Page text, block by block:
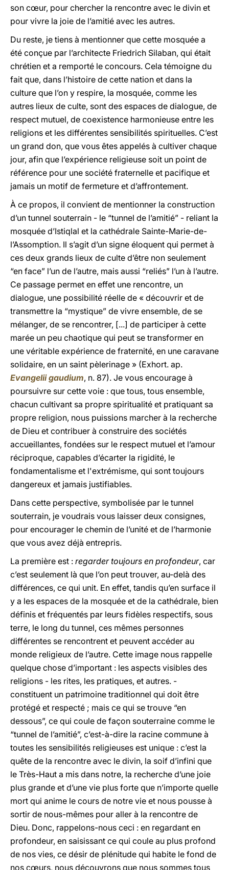
son cœur, pour chercher la rencontre avec le divin et
pour vivre la joie de l’amitié avec les autres.
Du reste, je tiens à mentionner que cette mosquée a
été conçue par l’architecte Friedrich Silaban, qui était
chrétien et a remporté le concours. Cela témoigne du
fait que, dans l’histoire de cette nation et dans la
culture que l’on y respire, la mosquée, comme les
autres lieux de culte, sont des espaces de dialogue, de
respect mutuel, de coexistence harmonieuse entre les
religions et les différentes sensibilités spirituelles. C’est
un grand don, que vous êtes appelés à cultiver chaque
jour, afin que l’expérience religieuse soit un point de
référence pour une société fraternelle et pacifique et
jamais un motif de fermeture et d’affrontement.
À ce propos, il convient de mentionner la construction
d’un tunnel souterrain - le “tunnel de l’amitié” - reliant la
mosquée d’Istiqlal et la cathédrale Sainte-Marie-de-
l’Assomption. Il s’agit d’un signe éloquent qui permet à
ces deux grands lieux de culte d’être non seulement
“en face” l’un de l’autre, mais aussi “reliés” l’un à l’autre.
Ce passage permet en effet une rencontre, un
dialogue, une possibilité réelle de « découvrir et de
transmettre la “mystique” de vivre ensemble, de se
mélanger, de se rencontrer, [...] de participer à cette
marée un peu chaotique qui peut se transformer en
une véritable expérience de fraternité, en une caravane
solidaire, en un saint pèlerinage » (Exhort. ap.
Evangelii gaudium, n. 87). Je vous encourage à
poursuivre sur cette voie : que tous, tous ensemble,
chacun cultivant sa propre spiritualité et pratiquant sa
propre religion, nous puissions marcher à la recherche
de Dieu et contribuer à construire des sociétés
accueillantes, fondées sur le respect mutuel et l’amour
réciproque, capables d’écarter la rigidité, le
fondamentalisme et l'extrémisme, qui sont toujours
dangereux et jamais justifiables.
Dans cette perspective, symbolisée par le tunnel
souterrain, je voudrais vous laisser deux consignes,
pour encourager le chemin de l’unité et de l’harmonie
que vous avez déjà entrepris.
La première est : regarder toujours en profondeur, car
c’est seulement là que l’on peut trouver, au-delà des
différences, ce qui unit. En effet, tandis qu’en surface il
y a les espaces de la mosquée et de la cathédrale, bien
définis et fréquentés par leurs fidèles respectifs, sous
terre, le long du tunnel, ces mêmes personnes
différentes se rencontrent et peuvent accéder au
monde religieux de l’autre. Cette image nous rappelle
quelque chose d’important : les aspects visibles des
religions - les rites, les pratiques, et autres. -
constituent un patrimoine traditionnel qui doit être
protégé et respecté ; mais ce qui se trouve “en
dessous”, ce qui coule de façon souterraine comme le
“tunnel de l’amitié”, c’est-à-dire la racine commune à
toutes les sensibilités religieuses est unique : c’est la
quête de la rencontre avec le divin, la soif d’infini que
le Très-Haut a mis dans notre, la recherche d’une joie
plus grande et d’une vie plus forte que n’importe quelle
mort qui anime le cours de notre vie et nous pousse à
sortir de nous-mêmes pour aller à la rencontre de
Dieu. Donc, rappelons-nous ceci : en regardant en
profondeur, en saisissant ce qui coule au plus profond
de nos vies, ce désir de plénitude qui habite le fond de
nos cœurs, nous découvrons que nous sommes tous